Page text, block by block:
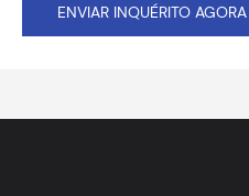
ENVIAR INQUÉRITO AGORA